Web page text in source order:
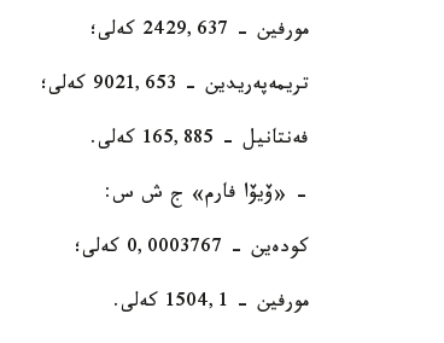
مورفين - 2429,637 كەلى؛
تريمەپەريدين - 9021,653 كەلى؛
فەنتانيل - 165,885 كەلى.
- «ۆيۆا فارم» ج ش س:
كودەين - 0,0003767 كەلى؛
مورفين - 1504,1 كەلى.